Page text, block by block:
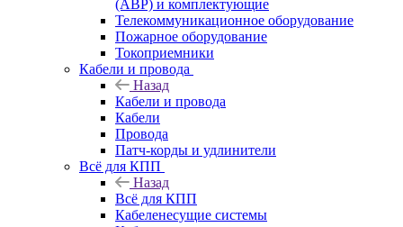
(АВР) и комплектующие
Телекоммуникационное оборудование
Пожарное оборудование
Токоприемники
Кабели и провода
Назад
Кабели и провода
Кабели
Провода
Патч-корды и удлинители
Всё для КПП
Назад
Всё для КПП
Кабеленесущие системы